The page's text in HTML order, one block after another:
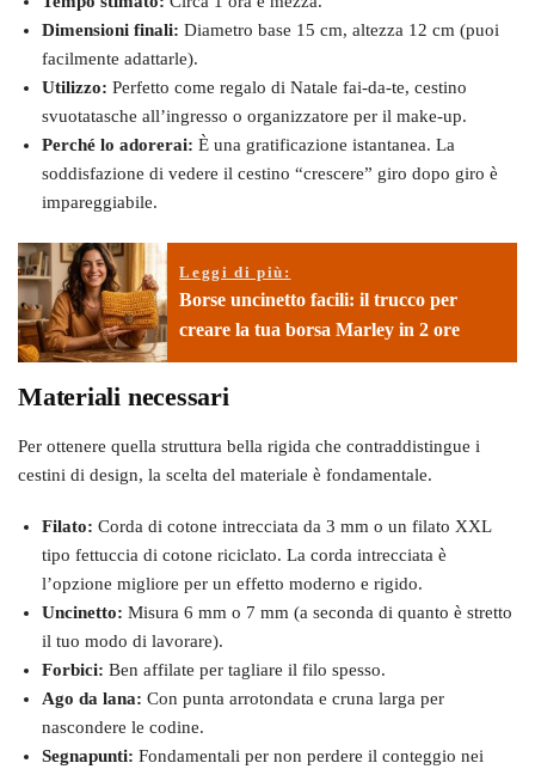
Dimensioni finali: Diametro base 15 cm, altezza 12 cm (puoi
facilmente adattarle).
Utilizzo: Perfetto come regalo di Natale fai-da-te, cestino
svuotatasche all’ingresso o organizzatore per il make-up.
Perché lo adorerai: È una gratificazione istantanea. La
soddisfazione di vedere il cestino “crescere” giro dopo giro è
impareggiabile.
Leggi di più:
Borse uncinetto facili: il trucco per
creare la tua borsa Marley in 2 ore
Materiali necessari
Per ottenere quella struttura bella rigida che contraddistingue i
cestini di design, la scelta del materiale è fondamentale.
Filato: Corda di cotone intrecciata da 3 mm o un filato XXL
tipo fettuccia di cotone riciclato. La corda intrecciata è
l’opzione migliore per un effetto moderno e rigido.
Uncinetto: Misura 6 mm o 7 mm (a seconda di quanto è stretto
il tuo modo di lavorare).
Forbici: Ben affilate per tagliare il filo spesso.
Ago da lana: Con punta arrotondata e cruna larga per
nascondere le codine.
Segnapunti: Fondamentali per non perdere il conteggio nei